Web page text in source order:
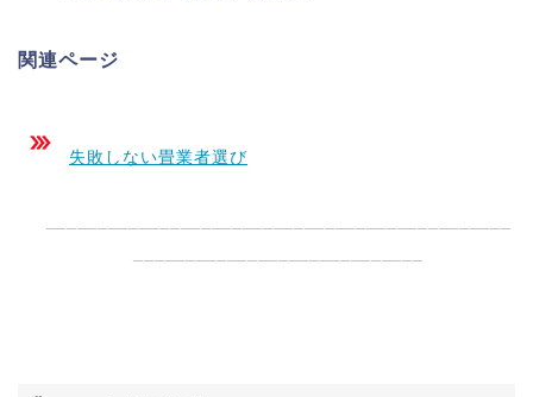
関連ページ
失敗しない畳業者選び